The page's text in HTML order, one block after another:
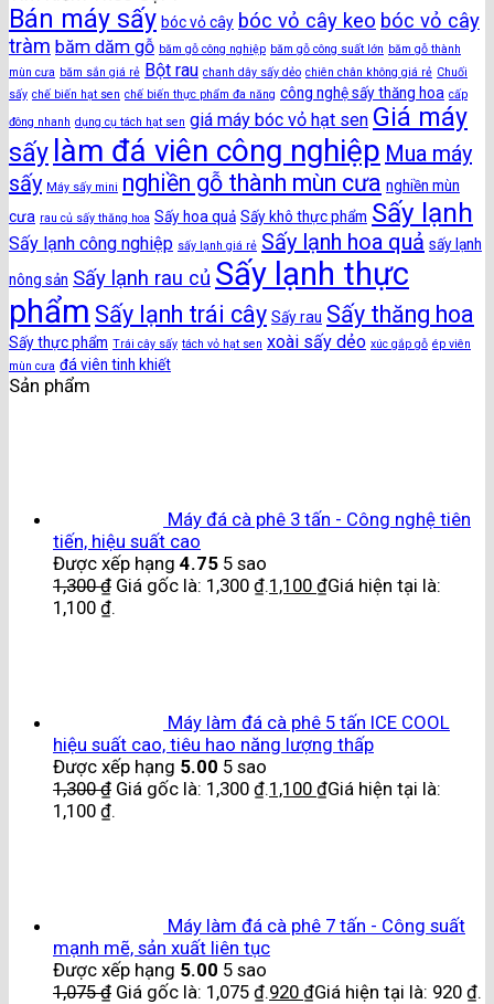
Bán máy sấy bóc vỏ cây bóc vỏ cây keo bóc vỏ cây
tràm băm dăm gỗ băm gỗ công nghiệp băm gỗ công suất lớn băm gỗ thành
mùn cưa băm sắn giá rẻ Bột rau chanh dây sấy dẻo chiên chân không giá rẻ Chuối
sấy chế biến hạt sen chế biến thực phẩm đa năng công nghệ sấy thăng hoa cấp
đông nhanh dụng cụ tách hạt sen giá máy bóc vỏ hạt sen Giá máy
sấy làm đá viên công nghiệp Mua máy
sấy Máy sấy mini nghiền gỗ thành mùn cưa nghiền mùn
cưa rau củ sấy thăng hoa Sấy hoa quả Sấy khô thực phẩm Sấy lạnh
Sấy lạnh công nghiệp sấy lạnh giá rẻ Sấy lạnh hoa quả sấy lạnh
nông sản Sấy lạnh rau củ Sấy lạnh thực
phẩm Sấy lạnh trái cây Sấy rau Sấy thăng hoa
Sấy thực phẩm Trái cây sấy tách vỏ hạt sen xoài sấy dẻo xúc gắp gỗ ép viên
mùn cưa đá viên tinh khiết
Sản phẩm
Máy đá cà phê 3 tấn - Công nghệ tiên
tiến, hiệu suất cao
Được xếp hạng 4.75 5 sao
1,300₫ Giá gốc là: 1,300 ₫.1,100 ₫Giá hiện tại là:
1,100 ₫.
Máy làm đá cà phê 5 tấn ICE COOL
hiệu suất cao, tiêu hao năng lượng thấp
Được xếp hạng 5.00 5 sao
1,300₫ Giá gốc là: 1,300 ₫.1,100 ₫Giá hiện tại là:
1,100 ₫.
Máy làm đá cà phê 7 tấn - Công suất
mạnh mẽ, sản xuất liên tục
Được xếp hạng 5.00 5 sao
1,075₫ Giá gốc là: 1,075 ₫.920 ₫Giá hiện tại là: 920 ₫.